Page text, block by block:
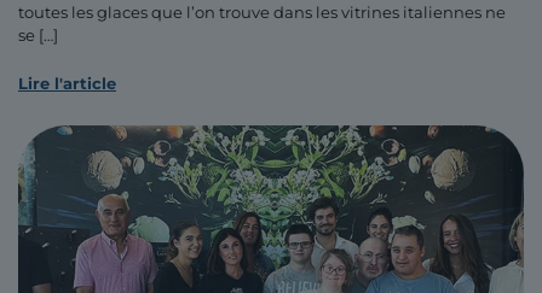
toutes les glaces que l’on trouve dans les vitrines italiennes ne
se […]
Lire l'article